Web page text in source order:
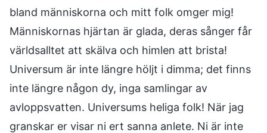
bland människorna och mitt folk omger mig!
Människornas hjärtan är glada, deras sånger får
världsalltet att skälva och himlen att brista!
Universum är inte längre höljt i dimma; det finns
inte längre någon dy, inga samlingar av
avloppsvatten. Universums heliga folk! När jag
granskar er visar ni ert sanna anlete. Ni är inte